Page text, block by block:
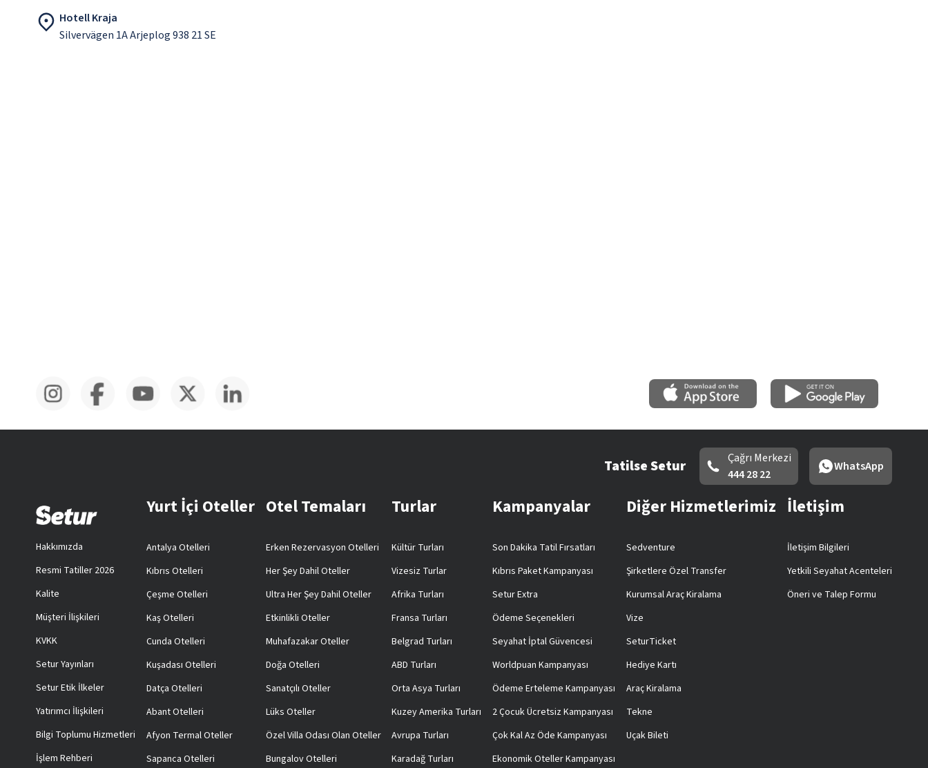
Hotell Kraja
Silvervägen 1A Arjeplog 938 21 SE
Tatilse Setur
Çağrı Merkezi
444 28 22
WhatsApp
Hakkımızda
Resmi Tatiller 2026
Kalite
Müşteri İlişkileri
KVKK
Setur Yayınları
Setur Etik İlkeler
Yatırımcı İlişkileri
Bilgi Toplumu Hizmetleri
İşlem Rehberi
Yurt İçi Oteller
Antalya Otelleri
Kıbrıs Otelleri
Çeşme Otelleri
Kaş Otelleri
Cunda Otelleri
Kuşadası Otelleri
Datça Otelleri
Abant Otelleri
Afyon Termal Oteller
Sapanca Otelleri
Otel Temaları
Erken Rezervasyon Otelleri
Her Şey Dahil Oteller
Ultra Her Şey Dahil Oteller
Etkinlikli Oteller
Muhafazakar Oteller
Doğa Otelleri
Sanatçılı Oteller
Lüks Oteller
Özel Villa Odası Olan Oteller
Bungalov Otelleri
Turlar
Kültür Turları
Vizesiz Turlar
Afrika Turları
Fransa Turları
Belgrad Turları
ABD Turları
Orta Asya Turları
Kuzey Amerika Turları
Avrupa Turları
Karadağ Turları
Kampanyalar
Son Dakika Tatil Fırsatları
Kıbrıs Paket Kampanyası
Setur Extra
Ödeme Seçenekleri
Seyahat İptal Güvencesi
Worldpuan Kampanyası
Ödeme Erteleme Kampanyası
2 Çocuk Ücretsiz Kampanyası
Çok Kal Az Öde Kampanyası
Ekonomik Oteller Kampanyası
Diğer Hizmetlerimiz
Sedventure
Şirketlere Özel Transfer
Kurumsal Araç Kiralama
Vize
SeturTicket
Hediye Kartı
Araç Kiralama
Tekne
Uçak Bileti
İletişim
İletişim Bilgileri
Yetkili Seyahat Acenteleri
Öneri ve Talep Formu